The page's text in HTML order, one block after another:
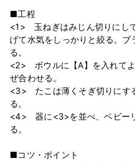
■工程
<1> 玉ねぎはみじん切りにし
げて水気をしっかりと絞る。
る。
<2> ボウルに【A】を入れて
ぜ合わせる。
<3> たこは薄くそぎ切りにす
る。
<4> 器に<3>を並べ、ベビー
る。
■コツ・ポイント